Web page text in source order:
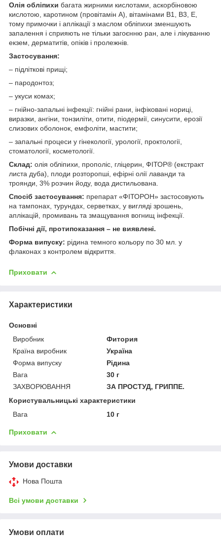
Олія обліпихи багата жирними кислотами, аскорбіновою
кислотою, каротином (провітамін А), вітамінами В1, В3, Е,
тому примочки і аплікації з маслом обліпихи зменшують
запалення і сприяють не тільки загоєнню ран, але і лікуванню
екзем, дерматитів, опіків і пролежнів.
Застосування:
– підліткові прищі;
– пародонтоз;
– укуси комах;
– гнійно-запальні інфекції: гнійні рани, інфіковані нориці,
виразки, ангіни, тонзиліти, отити, піодермії, синусити, ерозії
слизових оболонок, емфоліти, мастити;
– запальні процеси у гінекології, урології, проктології,
стоматології, косметології.
Склад: олія обліпихи, прополіс, гліцерин, ФІТОР® (екстракт
листа дуба), плоди розторопші, ефірні олії лаванди та
троянди, 3% розчин йоду, вода дистильована.
Спосіб застосування: препарат «ФІТОРОН» застосовують
на тампонах, турундах, серветках, у вигляді зрошень,
аплікацій, промивань та змащування вогнищ інфекції.
Побічні дії, протипоказання – не виявлені.
Форма випуску: рідина темного кольору по 30 мл. у
флаконах з контролем відкриття.
Приховати
Характеристики
Основні
Виробник
Фитория
Країна виробник
Україна
Форма випуску
Рідина
Вага
30 г
ЗАХВОРЮВАННЯ
ЗА ПРОСТУД, ГРИППЕ.
Користувальницькі характеристики
Вага
10 г
Приховати
Умови доставки
Нова Пошта
Всі умови доставки
Умови оплати